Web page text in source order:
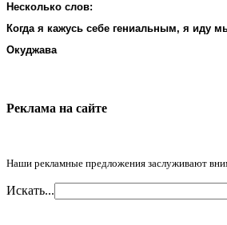
Несколько слов:
Когда я кажусь себе гениальным, я иду
Окуджава
Реклама на cайте
Наши рекламные предложения заслуживают
Искать...